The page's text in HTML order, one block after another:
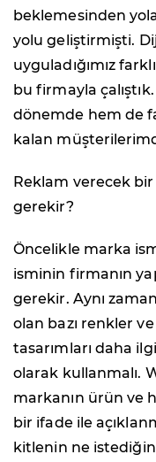
beklemesinden
yolu geliştirmişti.
uyguladığımız
bu firmayla
dönemde hem de
kalan
Reklam verecek
gerekir?
Öncelikle marka
isminin firmanın
gerekir. Aynı
olan bazı renkler
tasarımları daha
olarak kullanmalı.
markanın ürün ve
bir ifade ile
kitlenin ne